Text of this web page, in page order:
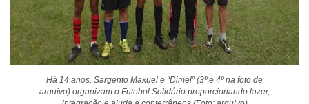
Há 14 anos, Sargento Maxuel e “Dimel” (3º e 4º na foto de
arquivo) organizam o Futebol Solidário proporcionando lazer,